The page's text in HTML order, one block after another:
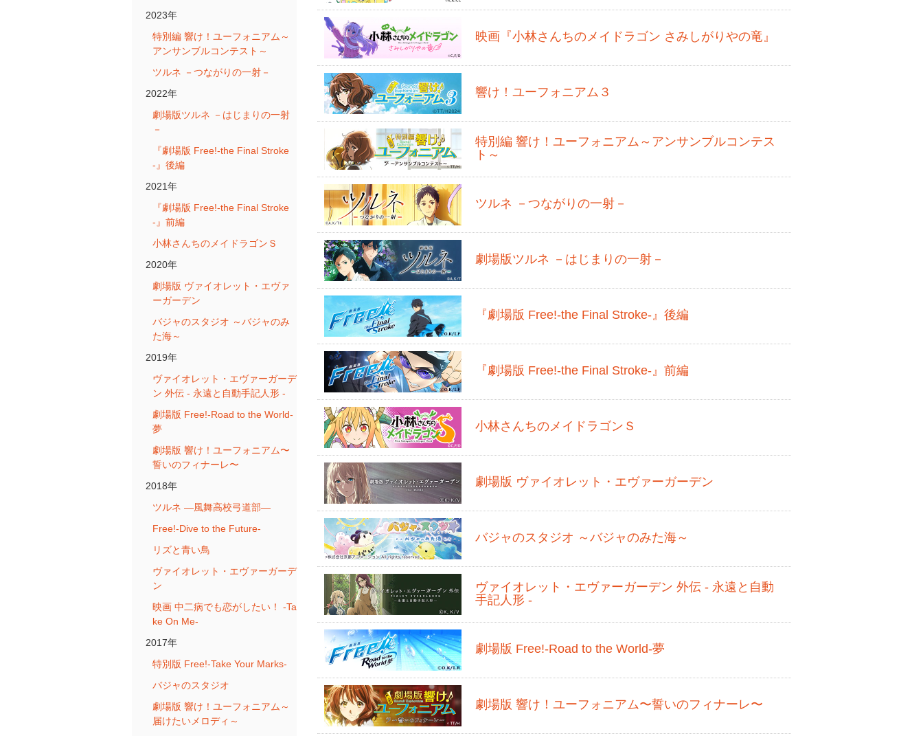
2023年
特別編 響け！ユーフォニアム～
アンサンブルコンテスト～
ツルネ －つながりの一射－
2022年
劇場版ツルネ －はじまりの一射
－
『劇場版 Free!-the Final Stroke
-』後編
2021年
『劇場版 Free!-the Final Stroke
-』前編
小林さんちのメイドラゴンＳ
2020年
劇場版 ヴァイオレット・エヴァ
ーガーデン
バジャのスタジオ ～バジャのみ
た海～
2019年
ヴァイオレット・エヴァーガーデ
ン 外伝 - 永遠と自動手記人形 -
劇場版 Free!-Road to the World-
夢
劇場版 響け！ユーフォニアム〜
誓いのフィナーレ〜
2018年
ツルネ ―風舞高校弓道部―
Free!-Dive to the Future-
リズと青い鳥
ヴァイオレット・エヴァーガーデ
ン
映画 中二病でも恋がしたい！ -Ta
ke On Me-
2017年
特別版 Free!-Take Your Marks-
バジャのスタジオ
劇場版 響け！ユーフォニアム～
届けたいメロディ～
映画『小林さんちのメイドラゴン さみしがりやの竜』
響け！ユーフォニアム３
特別編 響け！ユーフォニアム～アンサンブルコンテス
ト～
ツルネ －つながりの一射－
劇場版ツルネ －はじまりの一射－
『劇場版 Free!-the Final Stroke-』後編
『劇場版 Free!-the Final Stroke-』前編
小林さんちのメイドラゴンＳ
劇場版 ヴァイオレット・エヴァーガーデン
バジャのスタジオ ～バジャのみた海～
ヴァイオレット・エヴァーガーデン 外伝 - 永遠と自動
手記人形 -
劇場版 Free!-Road to the World-夢
劇場版 響け！ユーフォニアム〜誓いのフィナーレ〜